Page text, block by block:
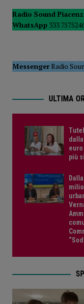
del
[ 5
Radio Sound
WhatsApp 333
MessengerRadio
ULTIMA
più